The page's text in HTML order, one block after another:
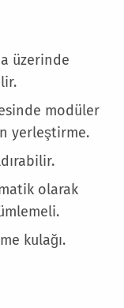
üzerinde
modüler
yerleştirme.
olarak
kulağı.